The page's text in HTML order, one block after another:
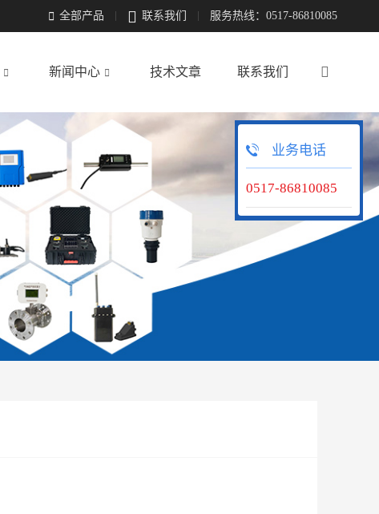
 全部产品  联系我们 服务热线：0517-86810085

 新闻中心  技术文章 联系我们
业务电话
0517-86810085